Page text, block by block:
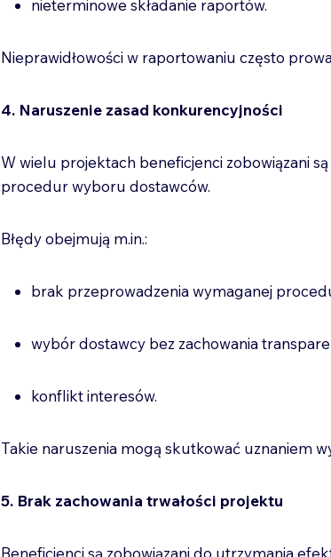
nieterminowe składanie raportów.
Nieprawidłowości w raportowaniu często
4. Naruszenie zasad konkurencyjności
W wielu projektach beneficjenci zobowiązani
procedur wyboru dostawców.
Błędy obejmują m.in.:
brak przeprowadzenia wymaganej
wybór dostawcy bez zachowania
konflikt interesów.
Takie naruszenia mogą skutkować uznaniem
5. Brak zachowania trwałości projektu
Beneficjenci są zobowiązani do utrzymania